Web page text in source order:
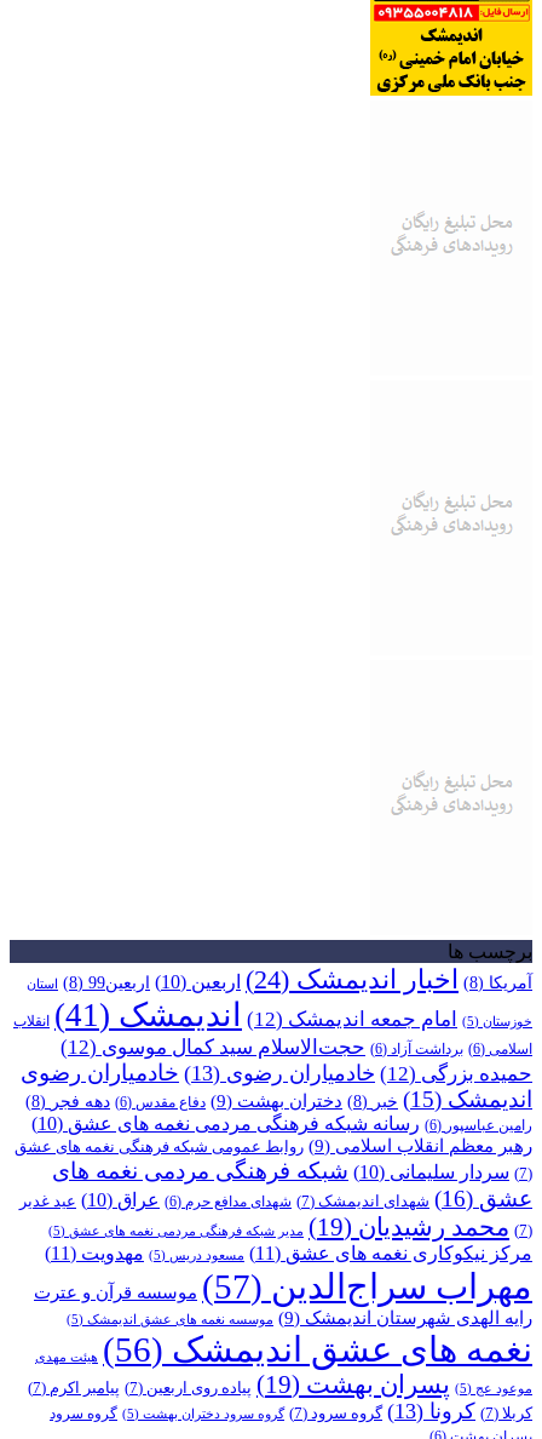
برچسب ها
آمریکا (8) اخبار اندیمشک (24) اربعین (10) اربعین99 (8) استان
خوزستان (5) امام جمعه اندیمشک (12) اندیمشک (41)
انقلاب
اسلامی (6) برداشت آزاد (6) حجت‌الاسلام سید کمال موسوی (12)
حمیده بزرگی (12) خادمیاران رضوی (13)
خادمیاران رضوی
اندیمشک (15) خبر (8) دختران بهشت (9) دفاع مقدس (6) دهه فجر (8)
رامین عباسپور (6) رسانه شبکه فرهنگی مردمی نغمه های عشق (10)
رهبر معظم انقلاب اسلامی (9)
روابط عمومی شبکه فرهنگی نغمه های عشق
(7)
سردار سلیمانی (10)
شبکه فرهنگی مردمی نغمه های
عشق (16) شهدای اندیمشک (7) شهدای مدافع حرم (6) عراق (10)
عید غدیر
(7)
محمد رشیدیان (19) مدیر شبکه فرهنگی مردمی نغمه های عشق (5)
مرکز نیکوکاری نغمه های عشق (11) مسعود دریس (5) مهدویت (11)
مهراب سراج‌الدین (57)
موسسه قرآن و عترت
رایه الهدی شهرستان اندیمشک (9) موسسه نغمه های عشق اندیمشک (5)
نغمه های عشق اندیمشک (56) هیئت مهدی
موعود عج (5) پسران بهشت (19) پیاده روی اربعین (7) پیامبر اکرم (7)
کربلا (7) کرونا (13) گروه سرود (7) گروه سرود دختران بهشت (5)
گروه سرود